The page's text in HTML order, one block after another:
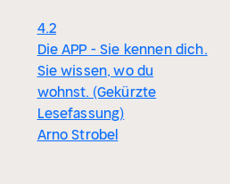
4.2
Die APP - Sie kennen dich.
Sie wissen, wo du
wohnst. (Gekürzte
Lesefassung)
Arno Strobel